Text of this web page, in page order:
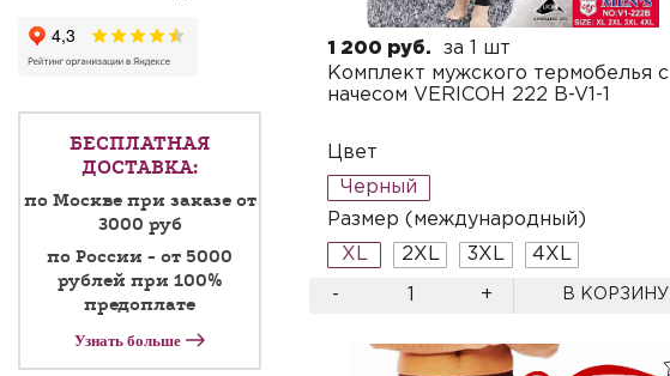
БЕСПЛАТНАЯ
ДОСТАВКА:
по Москве при заказе от
3000 руб
по России - от 5000
рублей при 100%
предоплате
Узнать больше
1 200 руб.
за 1 шт
Комплект мужского термобелья с
начесом VERICOH 222 B-V1-1
Цвет
Черный
Размер (международный)
XL
2XL 3XL 4XL
- + В КОРЗИНУ